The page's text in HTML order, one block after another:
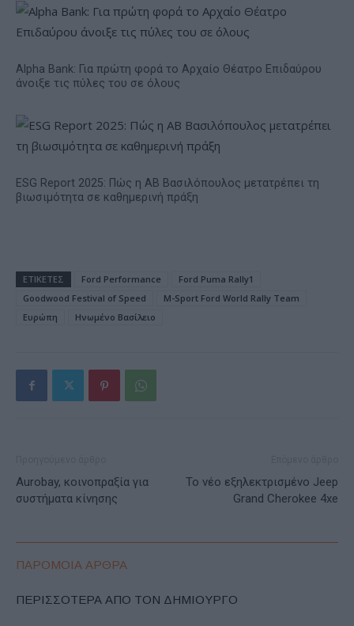
Alpha Bank: Για πρώτη φορά το Αρχαίο Θέατρο Επιδαύρου
άνοιξε τις πύλες του σε όλους
ESG Report 2025: Πώς η ΑΒ Βασιλόπουλος μετατρέπει τη
βιωσιμότητα σε καθημερινή πράξη
ΕΤΙΚΕΤΕΣ Ford Performance
Ford Puma Rally1
Goodwood Festival of Speed
M-Sport Ford World Rally Team
Ευρώπη
Ηνωμένο Bασίλειο
Aurobay, κοινοπραξία για
συστήματα κίνησης
Το νέο εξηλεκτρισμένο Jeep
Grand Cherokee 4xe
ΠΑΡΟΜΟΙΑ ΑΡΘΡΑ
ΠΕΡΙΣΣΟΤΕΡΑ ΑΠΟ ΤΟΝ ΔΗΜΙΟΥΡΓΟ